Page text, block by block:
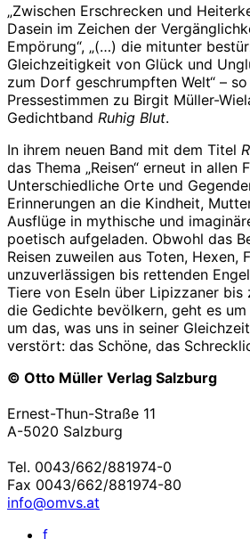
„Zwischen Erschrecken und
Dasein im Zeichen der
Empörung“, „(…) die mitunter
Gleichzeitigkeit von Glück und
zum Dorf geschrumpften Welt“ –
Pressestimmen zu Birgit Müller-
Gedichtband Ruhig Blut.
In ihrem neuen Band mit dem Titel
das Thema „Reisen“ erneut in allen
Unterschiedliche Orte und
Erinnerungen an die Kindheit,
Ausflüge in mythische und
poetisch aufgeladen. Obwohl das
Reisen zuweilen aus Toten, Hexen,
unzuverlässigen bis rettenden
Tiere von Eseln über Lipizzaner bis
die Gedichte bevölkern, geht es
um das, was uns in seiner
verstört: das Schöne, das
© Otto Müller Verlag Salzburg
Ernest-Thun-Straße 11
A-5020 Salzburg
Tel. 0043/662/881974-0
Fax 0043/662/881974-80
info@omvs.at
f